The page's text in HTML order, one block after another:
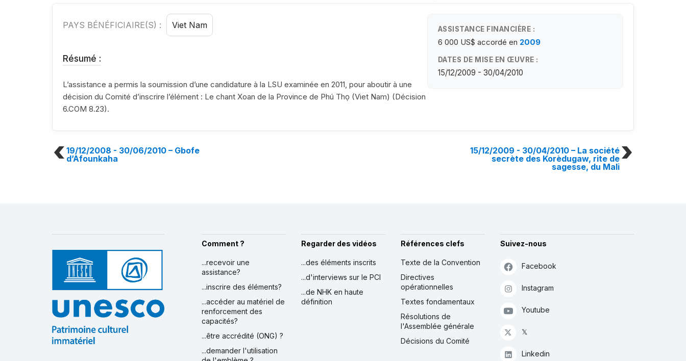
PAYS BÉNÉFICIAIRE(S) : Viet Nam
Résumé :
L’assistance a permis la soumission d’une candidature à la LSU examinée en 2011, pour aboutir à une
décision du Comité d’inscrire l’élément : Le chant Xoan de la Province de Phú Thọ (Viet Nam) (Décision
6.COM 8.23).
ASSISTANCE FINANCIÈRE :
6 000 US$ accordé en 2009
DATES DE MISE EN ŒUVRE :
15/12/2009 - 30/04/2010
19/12/2008 - 30/06/2010 – Gbofe
d’Afounkaha
15/12/2009 - 30/04/2010 – La société
secrète des Korèdugaw, rite de
sagesse, du Mali
Comment ?
...recevoir une
assistance?
...inscrire des éléments?
...accéder au matériel de
renforcement des
capacités?
...être accrédité (ONG) ?
...demander l'utilisation
Regarder des vidéos
...des éléments inscrits
...d'interviews sur le PCI
...de NHK en haute
définition
Références clefs
Texte de la Convention
Directives
opérationnelles
Textes fondamentaux
Résolutions de
l'Assemblée générale
Décisions du Comité
Suivez-nous
Facebook
Instagram
Youtube
𝕏
Linkedin